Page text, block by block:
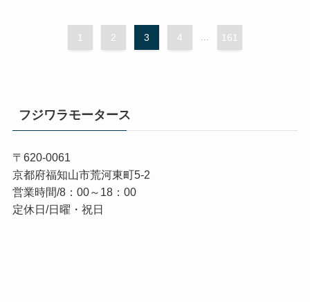
1 2 3 4 ... 161
フジワラモータース
〒620-0061
京都府福知山市荒河東町5-2
営業時間/8：00～18：00
定休日/日曜・祝日